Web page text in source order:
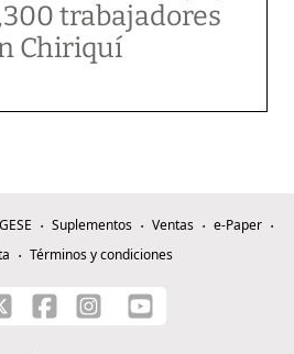
trabajadores
Chiriquí
Suplementos Ventas
e-Paper
Términos y condiciones